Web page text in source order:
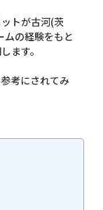
トが古河(茨
ムの経験をもと
ます。
考にされてみ